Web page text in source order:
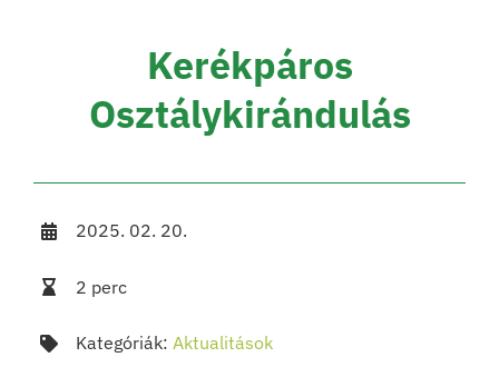
Kerékpáros
Osztálykirándulás
2025. 02. 20.
2 perc
Kategóriák:Aktualitások